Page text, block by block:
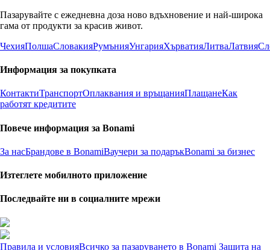
Пазарувайте с ежедневна доза ново вдъхновение и най-широка
гама от продукти за красив живот.
ЧехияПолшаСловакияРумънияУнгарияХърватияЛитваЛатвия
Информация за покупката
КонтактиТранспортОплаквания и връщанияПлащанеКак
работят кредитите
Повече информация за Bonami
За насБрандове в BonamiВаучери за подаръкBonami за бизнес
Изтеглете мобилното приложение
Последвайте ни в социалните мрежи
Правила и условияВсичко за пазаруването в Bonami Защита на